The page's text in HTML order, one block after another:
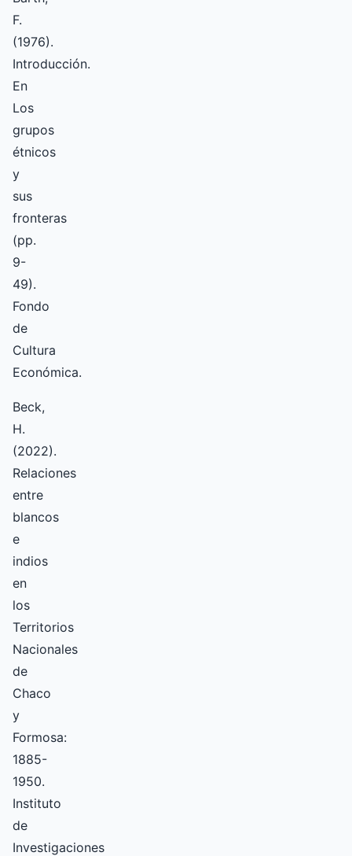
F.
(1976).
Introducción.
En
Los
grupos
étnicos
y
sus
fronteras
(pp.
9-
49).
Fondo
de
Cultura
Económica.
Beck,
H.
(2022).
Relaciones
entre
blancos
e
indios
en
los
Territorios
Nacionales
de
Chaco
y
Formosa:
1885-
1950.
Instituto
de
Investigaciones